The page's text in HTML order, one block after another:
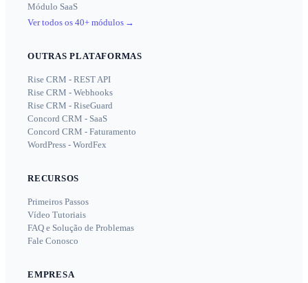
Módulo SaaS
Ver todos os 40+ módulos →
OUTRAS PLATAFORMAS
Rise CRM - REST API
Rise CRM - Webhooks
Rise CRM - RiseGuard
Concord CRM - SaaS
Concord CRM - Faturamento
WordPress - WordFex
RECURSOS
Primeiros Passos
Vídeo Tutoriais
FAQ e Solução de Problemas
Fale Conosco
EMPRESA